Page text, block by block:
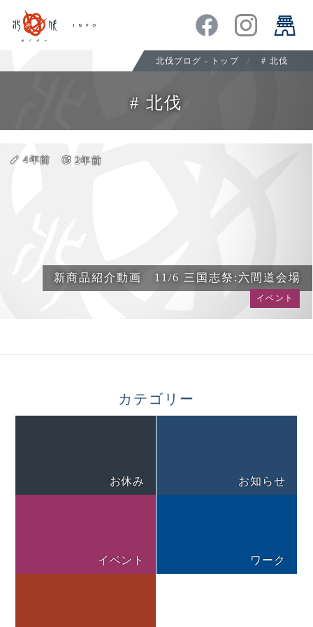
北伐ブログ - トップ # 北伐
# 北伐
新商品紹介動画 11/6 三国志祭:六間道会場
イベント
create 4年前 update 2年前
カテゴリー
お休み お知らせ
イベント ワーク